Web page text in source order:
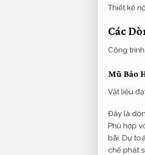
Thiết kế
Các
Công trình.
Mũ Bảo
Vật liệu
Đây là
Phù hợp
bãi.Dự
chế phát